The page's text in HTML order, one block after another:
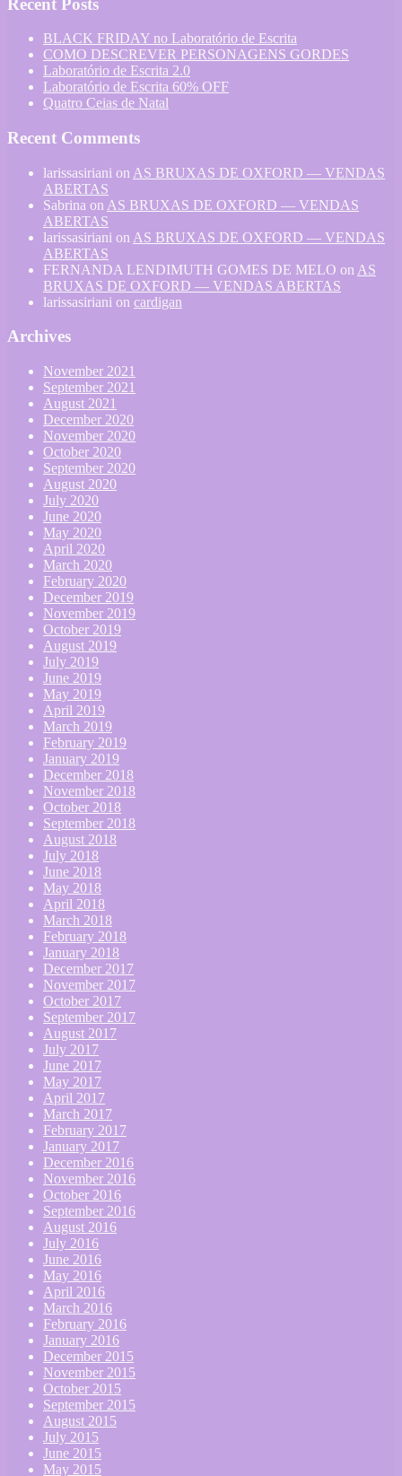
BLACK FRIDAY no Laboratório de Escrita
COMO DESCREVER PERSONAGENS GORDES
Laboratório de Escrita 2.0
Laboratório de Escrita 60% OFF
Quatro Ceias de Natal
Recent Comments
larissasiriani on AS BRUXAS DE OXFORD — VENDAS
ABERTAS
Sabrina on AS BRUXAS DE OXFORD — VENDAS
ABERTAS
larissasiriani on AS BRUXAS DE OXFORD — VENDAS
ABERTAS
FERNANDA LENDIMUTH GOMES DE MELO on AS
BRUXAS DE OXFORD — VENDAS ABERTAS
larissasiriani on cardigan
Archives
November 2021
September 2021
August 2021
December 2020
November 2020
October 2020
September 2020
August 2020
July 2020
June 2020
May 2020
April 2020
March 2020
February 2020
December 2019
November 2019
October 2019
August 2019
July 2019
June 2019
May 2019
April 2019
March 2019
February 2019
January 2019
December 2018
November 2018
October 2018
September 2018
August 2018
July 2018
June 2018
May 2018
April 2018
March 2018
February 2018
January 2018
December 2017
November 2017
October 2017
September 2017
August 2017
July 2017
June 2017
May 2017
April 2017
March 2017
February 2017
January 2017
December 2016
November 2016
October 2016
September 2016
August 2016
July 2016
June 2016
May 2016
April 2016
March 2016
February 2016
January 2016
December 2015
November 2015
October 2015
September 2015
August 2015
July 2015
June 2015
May 2015